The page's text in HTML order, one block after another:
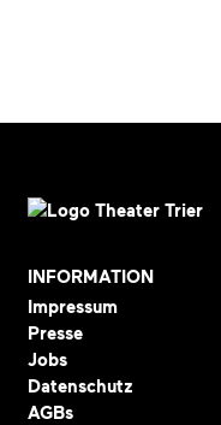
INFORMATION
Impressum
Presse
Jobs
Datenschutz
AGBs